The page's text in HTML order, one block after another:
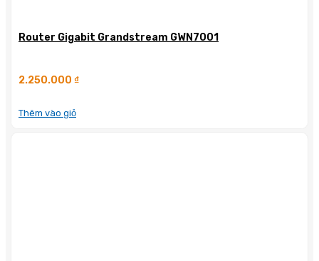
Router Gigabit Grandstream GWN7001
2.250.000 ₫
Thêm vào giỏ